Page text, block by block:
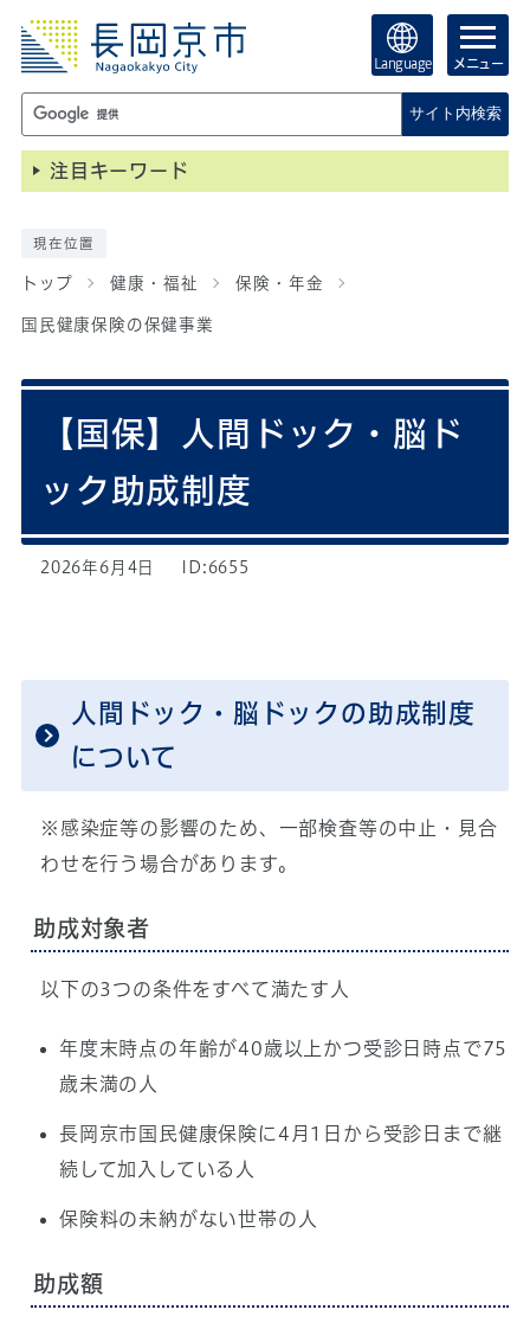
Language メニュー
サイト内検索
注目キーワード
現在位置
トップ 健康・福祉 保険・年金
国民健康保険の保健事業
【国保】人間ドック・脳ド
ック助成制度
2026年6月4日 ID:6655
人間ドック・脳ドックの助成制度
について
※感染症等の影響のため、一部検査等の中止・見合
わせを行う場合があります。
助成対象者
以下の3つの条件をすべて満たす人
年度末時点の年齢が40歳以上かつ受診日時点で75
歳未満の人
長岡京市国民健康保険に4月1日から受診日まで継
続して加入している人
保険料の未納がない世帯の人
助成額